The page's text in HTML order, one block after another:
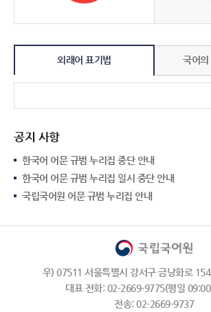
외래어 표기법 국어의
공지 사항
한국어 어문 규범 누리집 중단 안내
한국어 어문 규범 누리집 일시 중단 안내
국립국어원 어문 규범 누리집 안내
우) 07511 서울특별시 강서구 금낭화로
대표 전화: 02-2669-9775(평일
전송: 02-2669-9737